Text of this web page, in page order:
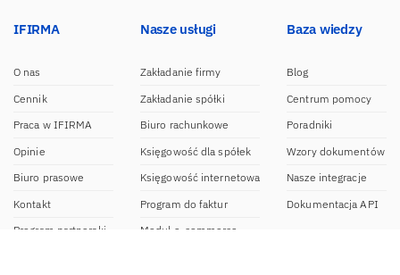
IFIRMA
O nas
Cennik
Praca w IFIRMA
Opinie
Biuro prasowe
Kontakt
Program partnerski
Nasze usługi
Zakładanie firmy
Zakładanie spółki
Biuro rachunkowe
Księgowość dla spółek
Księgowość internetowa
Program do faktur
Moduł e-commerce
Baza wiedzy
Blog
Centrum pomocy
Poradniki
Wzory dokumentów
Nasze integracje
Dokumentacja API